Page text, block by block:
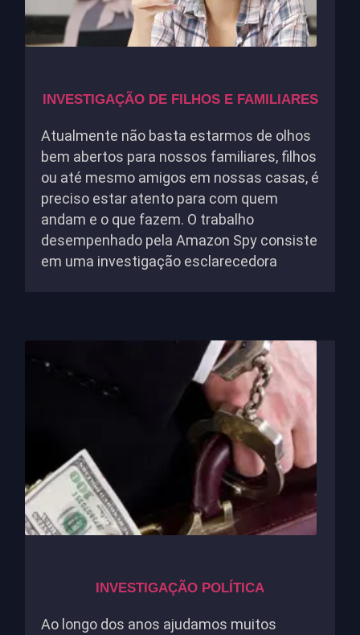
INVESTIGAÇÃO DE FILHOS E FAMILIARES
Atualmente não basta estarmos de olhos
bem abertos para nossos familiares, filhos
ou até mesmo amigos em nossas casas, é
preciso estar atento para com quem
andam e o que fazem. O trabalho
desempenhado pela Amazon Spy consiste
em uma investigação esclarecedora
INVESTIGAÇÃO POLÍTICA
Ao longo dos anos ajudamos muitos